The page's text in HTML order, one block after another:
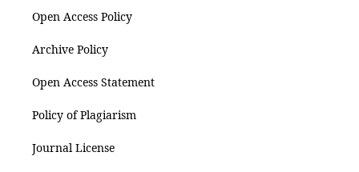
Open Access Policy
Archive Policy
Open Access Statement
Policy of Plagiarism
Journal License